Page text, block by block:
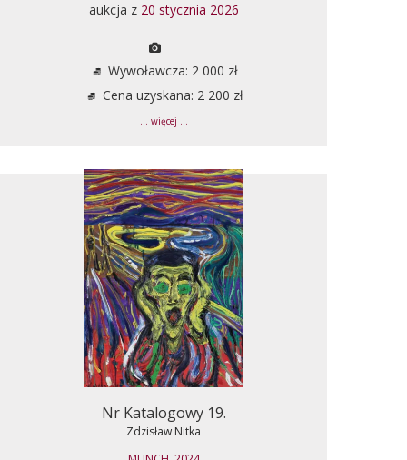
aukcja z 20 stycznia 2026
Wywoławcza: 2 000 zł
Cena uzyskana: 2 200 zł
... więcej ...
Nr Katalogowy 19.
Zdzisław Nitka